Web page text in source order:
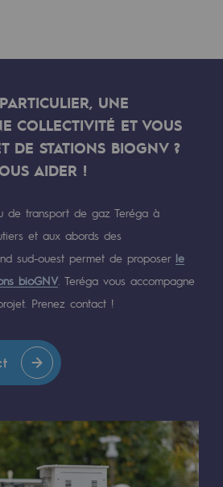
UNE
COLLECTIVITÉ ET VOUS
DE STATIONS BIOGNV ?
AIDER !
de transport de gaz Teréga à
et aux abords des
sud-ouest permet de proposer le
bioGNV. Teréga vous accompagne
Prenez contact !